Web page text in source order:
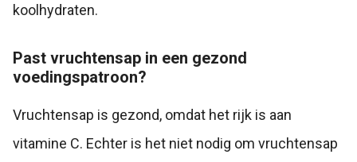
koolhydraten.
Past vruchtensap in een gezond
voedingspatroon?
Vruchtensap is gezond, omdat het rijk is aan
vitamine C. Echter is het niet nodig om vruchtensap